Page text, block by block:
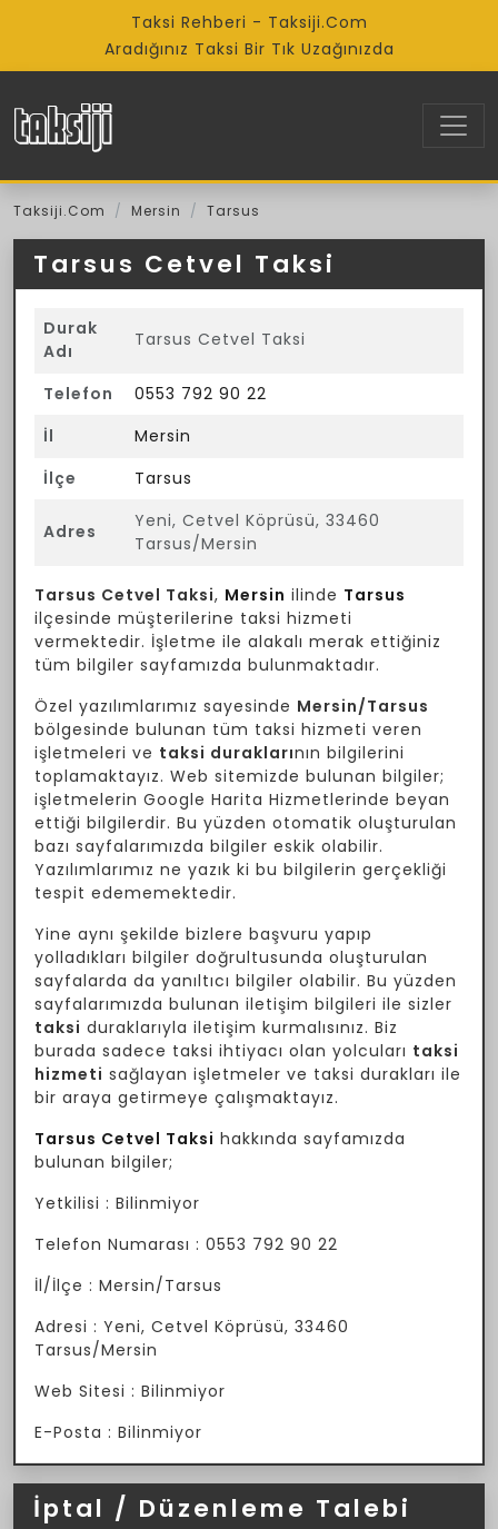
Taksi Rehberi - Taksiji.Com
Aradığınız Taksi Bir Tık Uzağınızda
Taksiji.Com Mersin Tarsus
Tarsus Cetvel Taksi
Durak
Adı
Tarsus Cetvel Taksi
Telefon
0553 792 90 22
İl
Mersin
İlçe
Tarsus
Adres
Yeni, Cetvel Köprüsü, 33460
Tarsus/Mersin
Tarsus Cetvel Taksi, Mersin ilinde Tarsus
ilçesinde müşterilerine taksi hizmeti
vermektedir. İşletme ile alakalı merak ettiğiniz
tüm bilgiler sayfamızda bulunmaktadır.
Özel yazılımlarımız sayesinde Mersin/Tarsus
bölgesinde bulunan tüm taksi hizmeti veren
işletmeleri ve taksi duraklarının bilgilerini
toplamaktayız. Web sitemizde bulunan bilgiler;
işletmelerin Google Harita Hizmetlerinde beyan
ettiği bilgilerdir. Bu yüzden otomatik oluşturulan
bazı sayfalarımızda bilgiler eskik olabilir.
Yazılımlarımız ne yazık ki bu bilgilerin gerçekliği
tespit edememektedir.
Yine aynı şekilde bizlere başvuru yapıp
yolladıkları bilgiler doğrultusunda oluşturulan
sayfalarda da yanıltıcı bilgiler olabilir. Bu yüzden
sayfalarımızda bulunan iletişim bilgileri ile sizler
taksi duraklarıyla iletişim kurmalısınız. Biz
burada sadece taksi ihtiyacı olan yolcuları taksi
hizmeti sağlayan işletmeler ve taksi durakları ile
bir araya getirmeye çalışmaktayız.
Tarsus Cetvel Taksi hakkında sayfamızda
bulunan bilgiler;
Yetkilisi : Bilinmiyor
Telefon Numarası : 0553 792 90 22
İl/İlçe : Mersin/Tarsus
Adresi : Yeni, Cetvel Köprüsü, 33460
Tarsus/Mersin
Web Sitesi : Bilinmiyor
E-Posta : Bilinmiyor
İptal / Düzenleme Talebi